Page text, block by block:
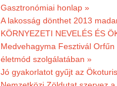
Gasztronómiai honlap »
A lakosság dönthet 2013
KÖRNYEZETI NEVELÉS ÉS
Medvehagyma Fesztivál
életmód szolgálatában »
Jó gyakorlatot gyűjt az